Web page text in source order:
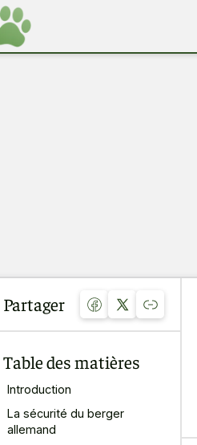
Partager
Table des matières
Introduction
La sécurité du berger
allemand